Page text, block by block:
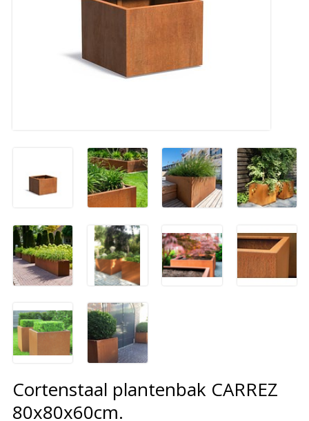
Cortenstaal plantenbak CARREZ
80x80x60cm.